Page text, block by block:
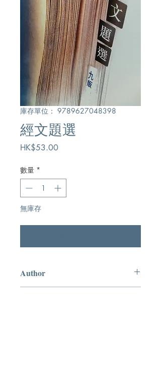
庫存單位： 9789627048398
經文題選
HK$53.00價
數量 *
無庫存
Author